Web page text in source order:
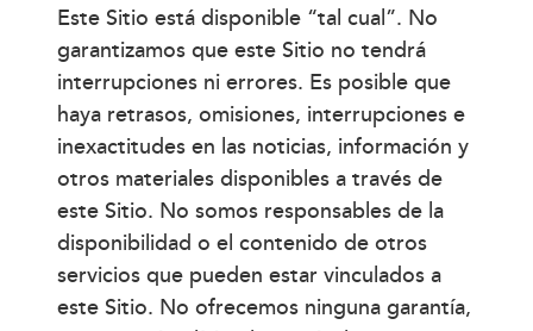
Este Sitio está disponible “tal cual”. No
garantizamos que este Sitio no tendrá
interrupciones ni errores. Es posible que
haya retrasos, omisiones, interrupciones e
inexactitudes en las noticias, información y
otros materiales disponibles a través de
este Sitio. No somos responsables de la
disponibilidad o el contenido de otros
servicios que pueden estar vinculados a
este Sitio. No ofrecemos ninguna garantía,